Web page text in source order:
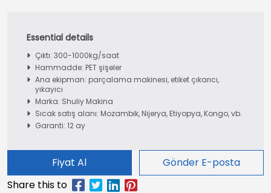
Çıktı: 300-1000kg/saat
Hammadde: PET şişeler
Ana ekipman: parçalama makinesi, etiket çıkarıcı,
yıkayıcı
Marka: Shuliy Makina
Sıcak satış alanı: Mozambik, Nijerya, Etiyopya, Kongo, vb.
Garanti: 12 ay
Fiyat Al Gönder E-posta